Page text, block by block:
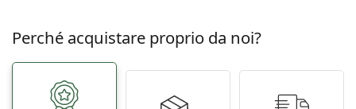
Perché acquistare proprio da noi?